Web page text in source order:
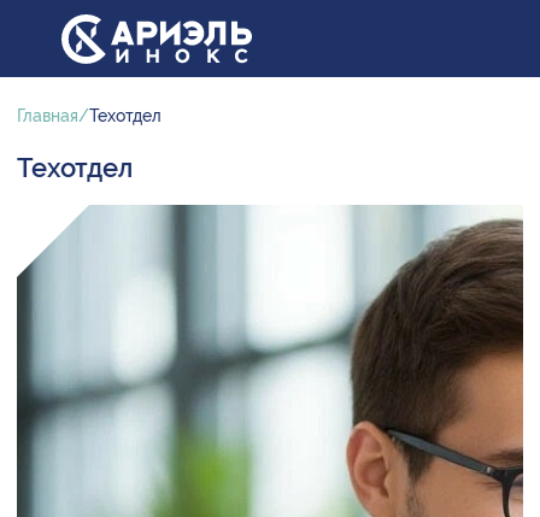
Главная Техотдел
Техотдел